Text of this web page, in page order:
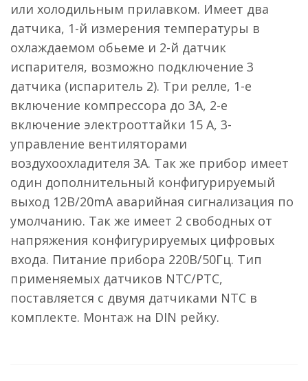
или холодильным прилавком. Имеет два
датчика, 1-й измерения температуры в
охлаждаемом обьеме и 2-й датчик
испарителя, возможно подключение 3
датчика (испаритель 2). Три релле, 1-е
включение компрессора до 3A, 2-е
включение электрооттайки 15 A, 3-
управление вентиляторами
воздухоохладителя 3A. Так же прибор имеет
один дополнительный конфигурируемый
выход 12В/20mA аварийная сигнализация по
умолчанию. Так же имеет 2 свободных от
напряжения конфигурируемых цифровых
входа. Питание прибора 220В/50Гц. Тип
применяемых датчиков NTC/PTC,
поставляется с двумя датчиками NTC в
комплекте. Монтаж на DIN рейку.